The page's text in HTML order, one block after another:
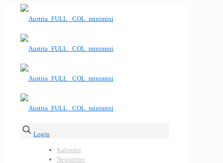
Login
Kalender
Newsletter